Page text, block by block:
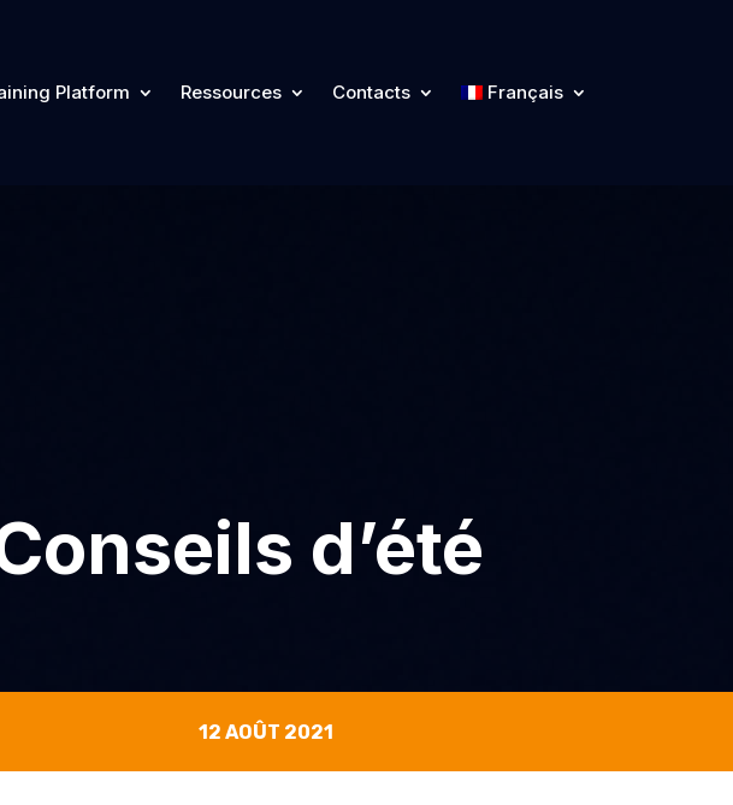
Platform Ressources Contacts Français
d’été
12 AOÛT 2021